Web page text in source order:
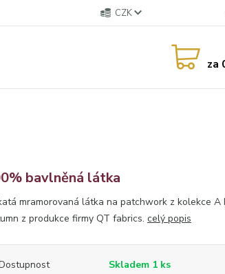
CZK
za
bavlněná látka
mramorovaná látka na patchwork z kolekce A
z produkce firmy QT fabrics. celý popis
Skladem 1 ks